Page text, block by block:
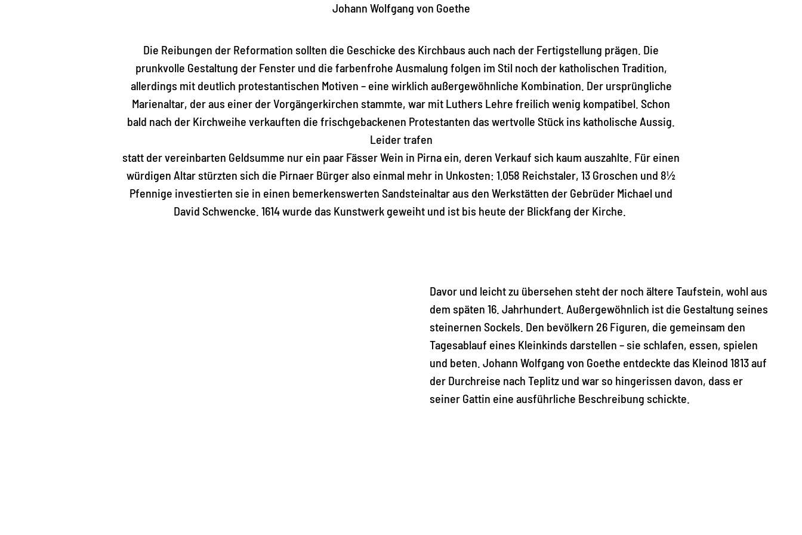
Johann Wolfgang von Goethe
Die Reibungen der Reformation sollten die Geschicke des Kirchbaus auch nach der Fertigstellung prägen. Die
prunkvolle Gestaltung der Fenster und die farbenfrohe Ausmalung folgen im Stil noch der katholischen Tradition,
allerdings mit deutlich protestantischen Motiven – eine wirklich außergewöhnliche Kombination. Der ursprüngliche
Marienaltar, der aus einer der Vorgängerkirchen stammte, war mit Luthers Lehre freilich wenig kompatibel. Schon
bald nach der Kirchweihe verkauften die frischgebackenen Protestanten das wertvolle Stück ins katholische Aussig.
Leider trafen
statt der vereinbarten Geldsumme nur ein paar Fässer Wein in Pirna ein, deren Verkauf sich kaum auszahlte. Für einen
würdigen Altar stürzten sich die Pirnaer Bürger also einmal mehr in Unkosten: 1.058 Reichstaler, 13 Groschen und 8½
Pfennige investierten sie in einen bemerkenswerten Sandsteinaltar aus den Werkstätten der Gebrüder Michael und
David Schwencke. 1614 wurde das Kunstwerk geweiht und ist bis heute der Blickfang der Kirche.
Davor und leicht zu übersehen steht der noch ältere Taufstein, wohl aus
dem späten 16. Jahrhundert. Außergewöhnlich ist die Gestaltung seines
steinernen Sockels. Den bevölkern 26 Figuren, die gemeinsam den
Tagesablauf eines Kleinkinds darstellen – sie schlafen, essen, spielen
und beten. Johann Wolfgang von Goethe entdeckte das Kleinod 1813 auf
der Durchreise nach Teplitz und war so hingerissen davon, dass er
seiner Gattin eine ausführliche Beschreibung schickte.